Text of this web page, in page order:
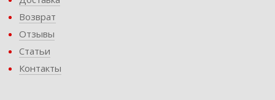
Возврат
Отзывы
Статьи
Контакты